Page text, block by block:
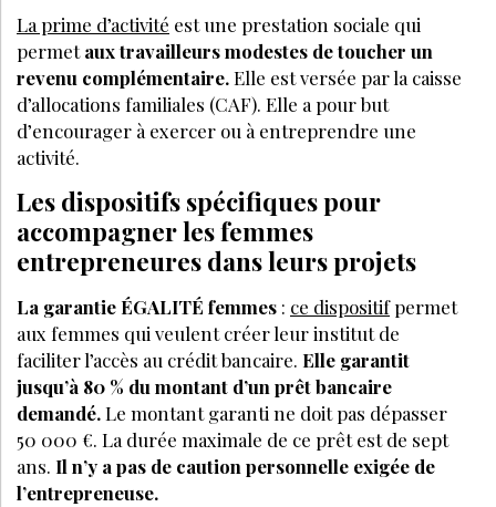
La prime d’activité est une prestation sociale qui
permetaux travailleurs modestes de toucher un
revenu complémentaire.Elle est versée par la caisse
d’allocations familiales (CAF). Elle a pour but
d’encourager à exercer ou à entreprendre une
activité.
Les dispositifs spécifiques pour
accompagner les femmes
entrepreneures dans leurs projets
La garantie ÉGALITÉ femmes : ce dispositifpermet
aux femmes qui veulent créer leur institut de
faciliter l’accès au crédit bancaire. Elle garantit
jusqu’à 80 % du montant d’un prêt bancaire
demandé.Le montant garanti ne doit pas dépasser
50 000 €. La durée maximale de ce prêt est de sept
ans. Il n’y a pas de caution personnelle exigée de
l’entrepreneuse.